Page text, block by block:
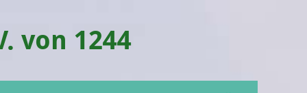
von 1244